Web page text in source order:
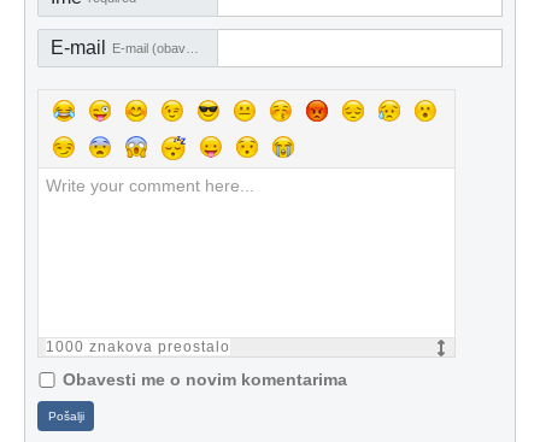
E-mail E-mail (obavezno)
1000 znakova preostalo
Obavesti me o novim komentarima
Pošalji